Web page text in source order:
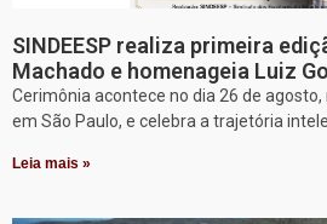
SINDEESP realiza primeira
Machado e homenageia Luiz
Cerimônia acontece no dia 26 de agosto,
em São Paulo, e celebra a trajetória
Leia mais »